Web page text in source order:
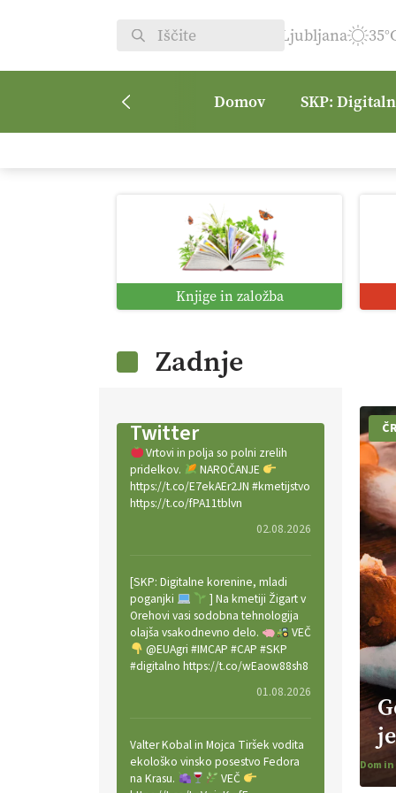
Ljubljana
Domov SKP:
Knjige in založba
Zadnje
Twitter
Vrtovi in polja so polni zrelih
pridelkov.
NAROČANJE
https://t.co/E7ekAEr2JN #kmetijstvo
https://t.co/fPA11tblvn
02.08.2026
[SKP: Digitalne korenine, mladi
poganjki
] Na kmetiji Žigart v
Orehovi vasi sodobna tehnologija
olajša vsakodnevno delo.
VEČ
@EUAgri #IMCAP #CAP #SKP
#digitalno https://t.co/wEaow88sh8
01.08.2026
Valter Kobal in Mojca Tiršek vodita
ekološko vinsko posestvo Fedora
na Krasu.
VEČ